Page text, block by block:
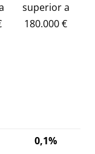
superior a
180.000 €
0,1%